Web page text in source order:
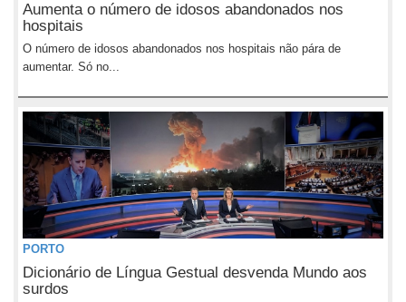
Aumenta o número de idosos abandonados nos
hospitais
O número de idosos abandonados nos hospitais não pára de
aumentar. Só no...
PORTO
Dicionário de Língua Gestual desvenda Mundo aos
surdos